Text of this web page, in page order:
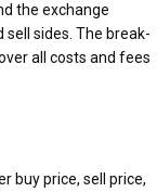
the exchange
sides. The break-
all costs and fees
buy price, sell price,